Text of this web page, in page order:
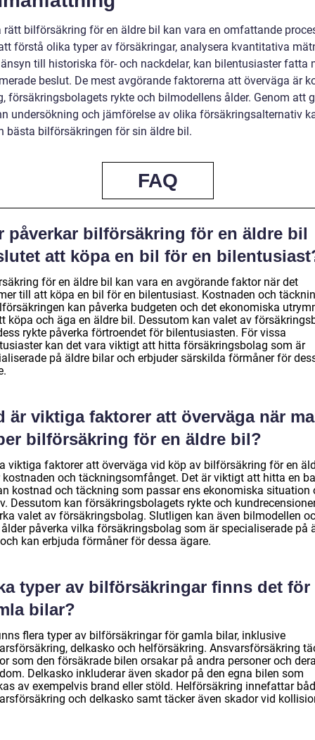
rätt bilförsäkring för en äldre bil kan vara en omfattande
förstå olika typer av försäkringar, analysera kvantitativa
till historiska för- och nackdelar, kan bilentusiaster fatta
beslut. De mest avgörande faktorerna att överväga är
försäkringsbolagets rykte och bilmodellens ålder. Genom att
undersökning och jämförelse av olika försäkringsalternativ
bästa bilförsäkringen för sin äldre bil.
FAQ
påverkar bilförsäkring för en äldre bil
att köpa en bil för en
för en äldre bil kan vara en avgörande faktor när det
till att köpa en bil för en bilentusiast. Kostnaden och
kan påverka budgeten och det ekonomiska
köpa och äga en äldre bil. Dessutom kan valet av
rykte påverka förtroendet för bilentusiasten. För vissa
kan det vara viktigt att hitta försäkringsbolag som är
på äldre bilar och erbjuder särskilda förmåner för
är viktiga faktorer att överväga när
bilförsäkring för en äldre bil?
viktiga faktorer att överväga vid köp av bilförsäkring för en
kostnaden och täckningsomfånget. Det är viktigt att hitta en
kostnad och täckning som passar ens ekonomiska situation
Dessutom kan försäkringsbolagets rykte och
valet av försäkringsbolag. Slutligen kan även bilmodellen
påverka vilka försäkringsbolag som är specialiserade på
kan erbjuda förmåner för dessa ägare.
typer av bilförsäkringar finns det för
bilar?
flera typer av bilförsäkringar för gamla bilar, inklusive
delkasko och helförsäkring. Ansvarsförsäkring
som den försäkrade bilen orsakar på andra personer och
Delkasko inkluderar även skador på den egna bilen som
av exempelvis brand eller stöld. Helförsäkring innefattar
och delkasko samt täcker även skador vid